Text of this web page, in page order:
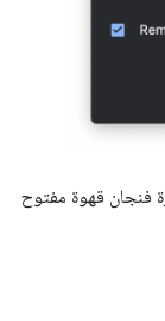
فنجان قهوة مفتوح